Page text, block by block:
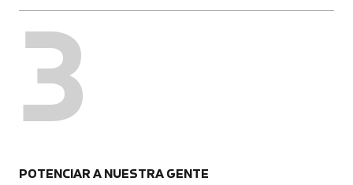
3
POTENCIAR A NUESTRA GENTE